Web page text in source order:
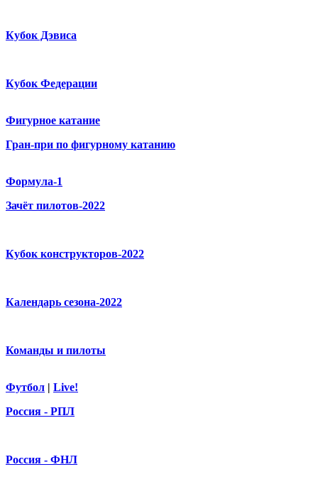
Кубок Дэвиса
Кубок Федерации
Фигурное катание
Гран-при по фигурному катанию
Формула-1
Зачёт пилотов-2022
Кубок конструкторов-2022
Календарь сезона-2022
Команды и пилоты
Футбол | Live!
Россия - РПЛ
Россия - ФНЛ